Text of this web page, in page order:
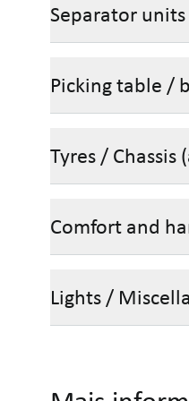
Separator units
Picking table /
Tyres / Chassis
Comfort and
Lights /